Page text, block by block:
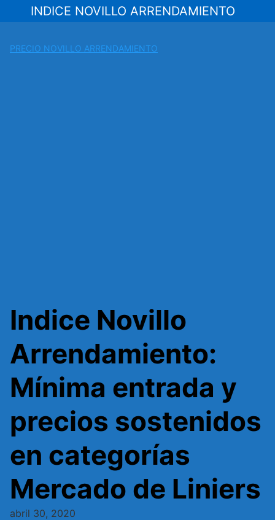
al
INDICE NOVILLO ARRENDAMIENTO
PRECIO NOVILLO ARRENDAMIENTO
Indice Novillo
Arrendamiento:
Mínima entrada y
precios sostenidos
en categorías
Mercado de Liniers
abril 30, 2020